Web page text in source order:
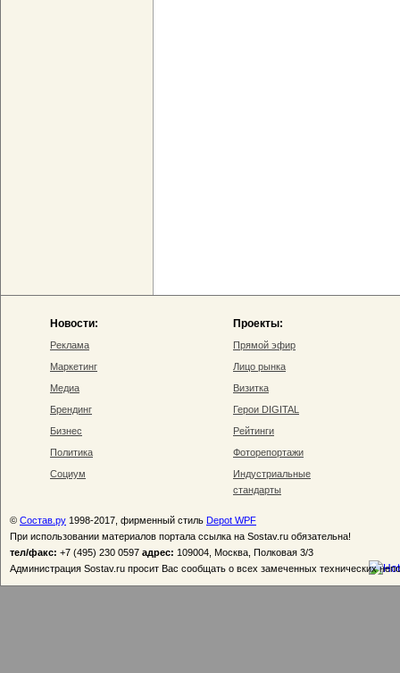
Новости:
Реклама
Маркетинг
Медиа
Брендинг
Бизнес
Политика
Социум
Проекты:
Прямой эфир
Лицо рынка
Визитка
Герои DIGITAL
Рейтинги
Фоторепортажи
Индустриальные
стандарты
© Состав.ру 1998-2017, фирменный стиль Depot WPF
При использовании материалов портала ссылка на Sostav.ru обязательна!
тел/факс: +7 (495) 230 0597 адрес: 109004, Москва, Полковая 3/3
Администрация Sostav.ru просит Вас сообщать о всех замеченных технических